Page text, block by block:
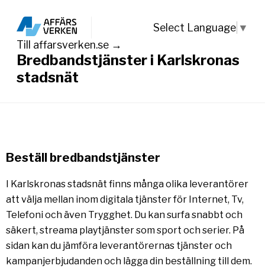
Bredbandstjänster i Karlskronas
stadsnät
Select Language ▼
Till affarsverken.se →
Beställ bredbandstjänster
I Karlskronas stadsnät finns många olika leverantörer
att välja mellan inom digitala tjänster för Internet, Tv,
Telefoni och även Trygghet. Du kan surfa snabbt och
säkert, streama playtjänster som sport och serier. På
sidan kan du jämföra leverantörernas tjänster och
kampanjerbjudanden och lägga din beställning till dem.